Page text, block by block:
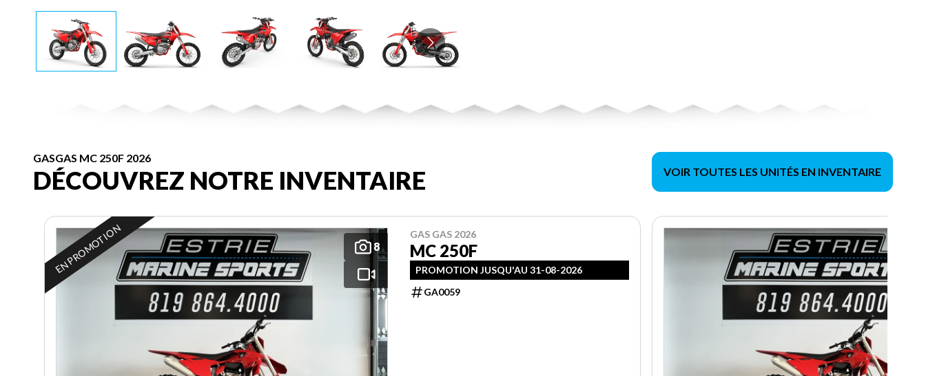
GASGAS MC 250F 2026
DÉCOUVREZ NOTRE INVENTAIRE VOIR TOUTES LES UNITÉS EN INVENTAIRE
8
EN PROMOTION GAS GAS 2026
MC 250F
PROMOTION JUSQU'AU 31-08-2026
GA0059